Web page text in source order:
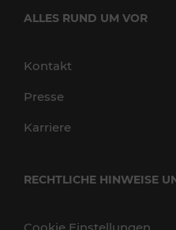
ALLES RUND UM VOR
Kontakt
Presse
Karriere
RECHTLICHE HINWEISE